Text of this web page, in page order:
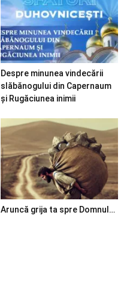
Despre minunea vindecării
slăbănogului din Capernaum
și Rugăciunea inimii
Aruncă grija ta spre Domnul…